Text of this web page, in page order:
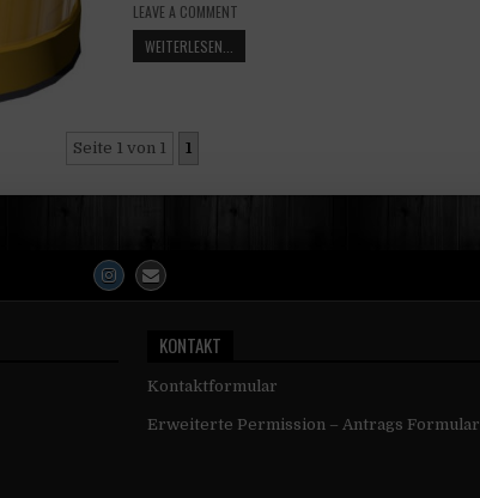
LEAVE A COMMENT
WEITERLESEN...
Seite 1 von 1 1
KONTAKT
Kontaktformular
Erweiterte Permission – Antrags Formular